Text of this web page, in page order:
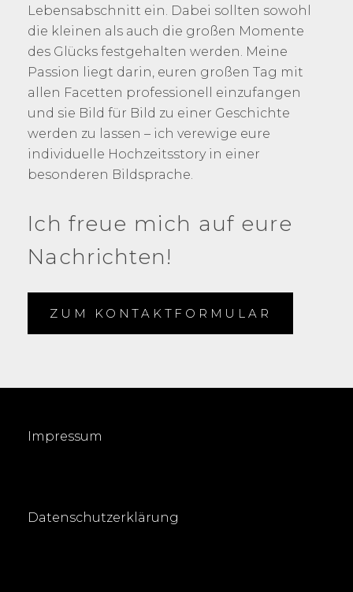
Lebensabschnitt ein. Dabei sollten sowohl
die kleinen als auch die großen Momente
des Glücks festgehalten werden. Meine
Passion liegt darin, euren großen Tag mit
allen Facetten professionell einzufangen
und sie Bild für Bild zu einer Geschichte
werden zu lassen – ich verewige eure
individuelle Hochzeitsstory in einer
besonderen Bildsprache.
Ich freue mich auf eure
Nachrichten!
ZUM KONTAKTFORMULAR
Impressum
Datenschutzerklärung